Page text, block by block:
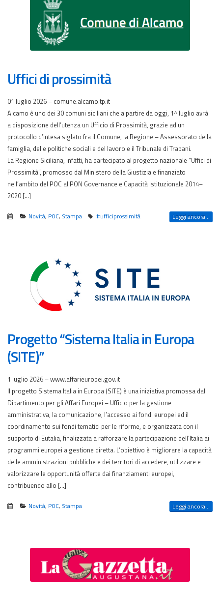
Uffici di prossimità
01 luglio 2026 – comune.alcamo.tp.it
Alcamo è uno dei 30 comuni siciliani che a partire da oggi, 1^ luglio avrà
a disposizione dell’utenza un Ufficio di Prossimità, grazie ad un
protocollo d’intesa siglato fra il Comune, la Regione – Assessorato della
famiglia, delle politiche sociali e del lavoro e il Tribunale di Trapani.
La Regione Siciliana, infatti, ha partecipato al progetto nazionale “Uffici di
Prossimità”, promosso dal Ministero della Giustizia e finanziato
nell’ambito del POC al PON Governance e Capacità Istituzionale 2014–
2020 […]
Novità, POC, Stampa #ufficiprossimità Leggi ancora...
Progetto “Sistema Italia in Europa
(SITE)”
1 luglio 2026 – www.affarieuropei.gov.it
Il progetto Sistema Italia in Europa (SITE) è una iniziativa promossa dal
Dipartimento per gli Affari Europei – Ufficio per la gestione
amministrativa, la comunicazione, l’accesso ai fondi europei ed il
coordinamento sui fondi tematici per le riforme, e organizzata con il
supporto di Eutalia, finalizzata a rafforzare la partecipazione dell’Italia ai
programmi europei a gestione diretta. L’obiettivo è migliorare la capacità
delle amministrazioni pubbliche e dei territori di accedere, utilizzare e
valorizzare le opportunità offerte dai finanziamenti europei,
contribuendo allo […]
Novità, POC, Stampa Leggi ancora...